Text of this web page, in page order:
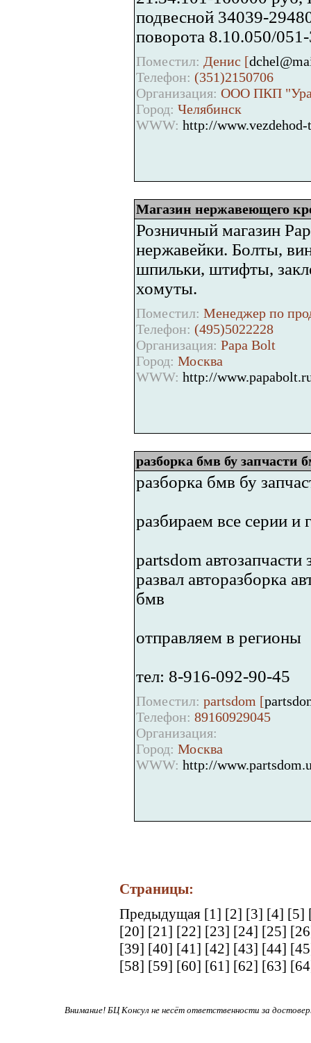
подвесной 34039-
поворота 8.10.050/
Поместил: Денис [
Телефон: (351)2150706
Организация: ООО ПКП
Город: Челябинск
WWW: http://
Магазин нержавеющего
Розничный магазин
нержавейки. Болты,
шпильки, штифты,
хомуты.
Поместил: Менеджер по
Телефон: (495)5022228
Организация: Papa Bolt
Город: Москва
WWW: http://
разборка бмв бу запчасти
разборка бмв бу
разбираем все серии и
partsdom
развал авторазборка
бмв
отправляем в регионы
тел: 8-916-092-90-45
Поместил: partsdom [
Телефон: 89160929045
Организация:
Город: Москва
WWW: http://
Страницы:
Предыдущая [1] [2] [3] [4] [5]
[20] [21] [22] [23] [24] [25]
[39] [40] [41] [42] [43] [44]
[58] [59] [60] [61] [62] [63]
Внимание! БЦ Консул не несёт ответственности за